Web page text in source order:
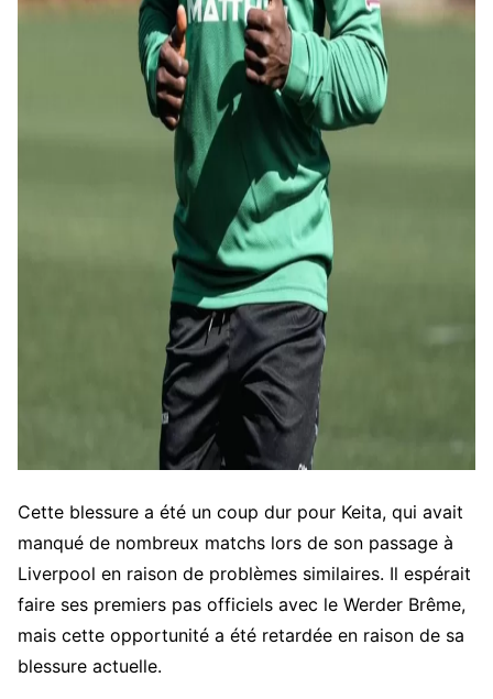
Cette blessure a été un coup dur pour Keita, qui avait
manqué de nombreux matchs lors de son passage à
Liverpool en raison de problèmes similaires. Il espérait
faire ses premiers pas officiels avec le Werder Brême,
mais cette opportunité a été retardée en raison de sa
blessure actuelle.